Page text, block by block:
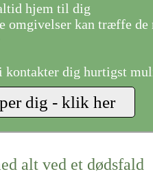
hjem til dig
omgivelser kan træffe de
kontakter dig hurtigst
alt ved et dødsfald